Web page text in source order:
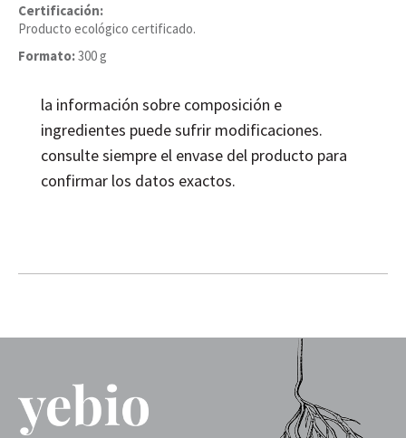
Certificación:
Producto ecológico certificado.
Formato:300 g
la información sobre composición e
ingredientes puede sufrir modificaciones.
consulte siempre el envase del producto para
confirmar los datos exactos.